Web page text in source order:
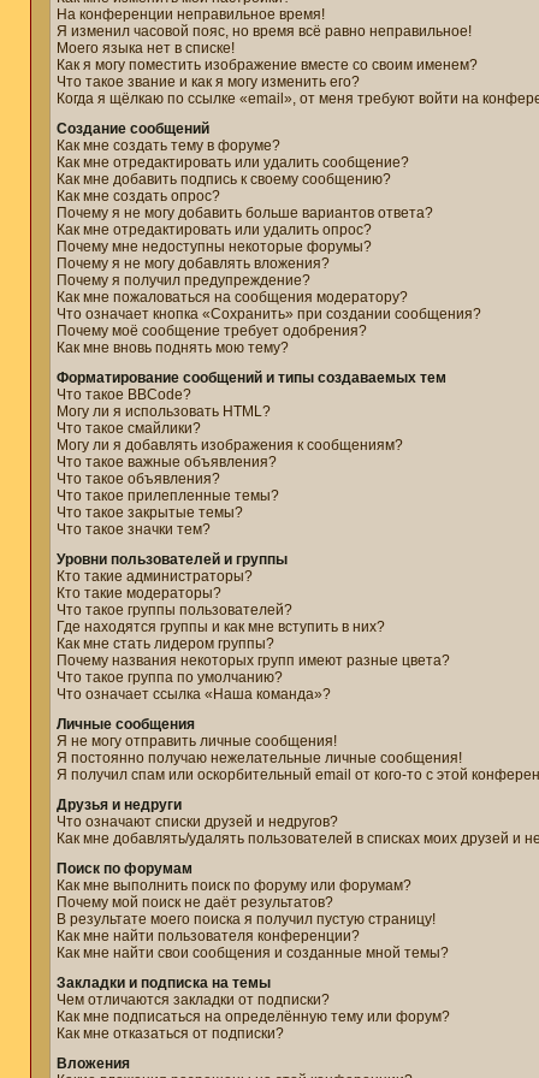
На конференции неправильное время!
Я изменил часовой пояс, но время всё равно неправильное!
Моего языка нет в списке!
Как я могу поместить изображение вместе со своим именем?
Что такое звание и как я могу изменить его?
Когда я щёлкаю по ссылке «email», от меня требуют войти на
Создание сообщений
Как мне создать тему в форуме?
Как мне отредактировать или удалить сообщение?
Как мне добавить подпись к своему сообщению?
Как мне создать опрос?
Почему я не могу добавить больше вариантов ответа?
Как мне отредактировать или удалить опрос?
Почему мне недоступны некоторые форумы?
Почему я не могу добавлять вложения?
Почему я получил предупреждение?
Как мне пожаловаться на сообщения модератору?
Что означает кнопка «Сохранить» при создании сообщения?
Почему моё сообщение требует одобрения?
Как мне вновь поднять мою тему?
Форматирование сообщений и типы создаваемых тем
Что такое BBCode?
Могу ли я использовать HTML?
Что такое смайлики?
Могу ли я добавлять изображения к сообщениям?
Что такое важные объявления?
Что такое объявления?
Что такое прилепленные темы?
Что такое закрытые темы?
Что такое значки тем?
Уровни пользователей и группы
Кто такие администраторы?
Кто такие модераторы?
Что такое группы пользователей?
Где находятся группы и как мне вступить в них?
Как мне стать лидером группы?
Почему названия некоторых групп имеют разные цвета?
Что такое группа по умолчанию?
Что означает ссылка «Наша команда»?
Личные сообщения
Я не могу отправить личные сообщения!
Я постоянно получаю нежелательные личные сообщения!
Я получил спам или оскорбительный email от кого-то с этой
Друзья и недруги
Что означают списки друзей и недругов?
Как мне добавлять/удалять пользователей в списках моих друзей и
Поиск по форумам
Как мне выполнить поиск по форуму или форумам?
Почему мой поиск не даёт результатов?
В результате моего поиска я получил пустую страницу!
Как мне найти пользователя конференции?
Как мне найти свои сообщения и созданные мной темы?
Закладки и подписка на темы
Чем отличаются закладки от подписки?
Как мне подписаться на определённую тему или форум?
Как мне отказаться от подписки?
Вложения